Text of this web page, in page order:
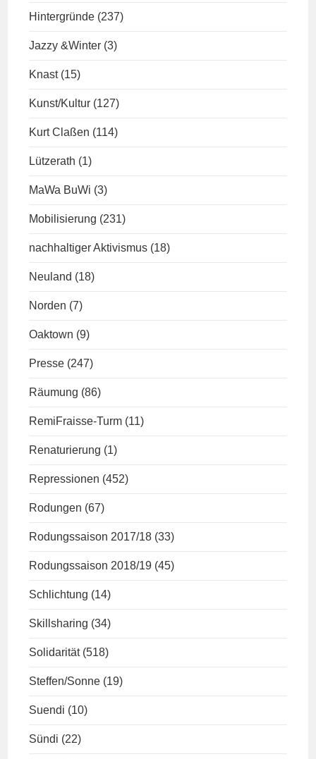
Hintergründe (237)
Jazzy &Winter (3)
Knast (15)
Kunst/Kultur (127)
Kurt Claßen (114)
Lützerath (1)
MaWa BuWi (3)
Mobilisierung (231)
nachhaltiger Aktivismus (18)
Neuland (18)
Norden (7)
Oaktown (9)
Presse (247)
Räumung (86)
RemiFraisse-Turm (11)
Renaturierung (1)
Repressionen (452)
Rodungen (67)
Rodungssaison 2017/18 (33)
Rodungssaison 2018/19 (45)
Schlichtung (14)
Skillsharing (34)
Solidarität (518)
Steffen/Sonne (19)
Suendi (10)
Sündi (22)